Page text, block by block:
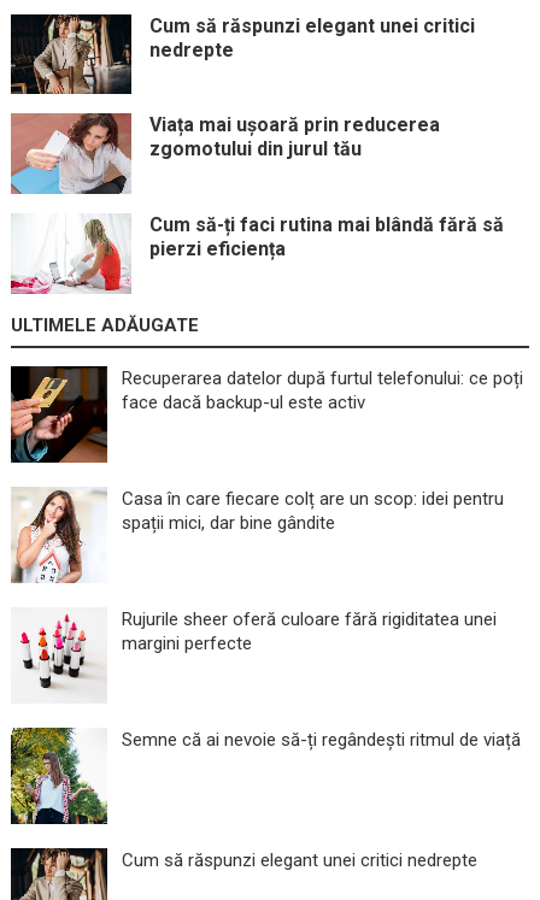
Cum să răspunzi elegant unei critici
nedrepte
Viața mai ușoară prin reducerea
zgomotului din jurul tău
Cum să-ți faci rutina mai blândă fără să
pierzi eficiența
ULTIMELE ADĂUGATE
Recuperarea datelor după furtul telefonului: ce poți
face dacă backup-ul este activ
Casa în care fiecare colț are un scop: idei pentru
spații mici, dar bine gândite
Rujurile sheer oferă culoare fără rigiditatea unei
margini perfecte
Semne că ai nevoie să-ți regândești ritmul de viață
Cum să răspunzi elegant unei critici nedrepte